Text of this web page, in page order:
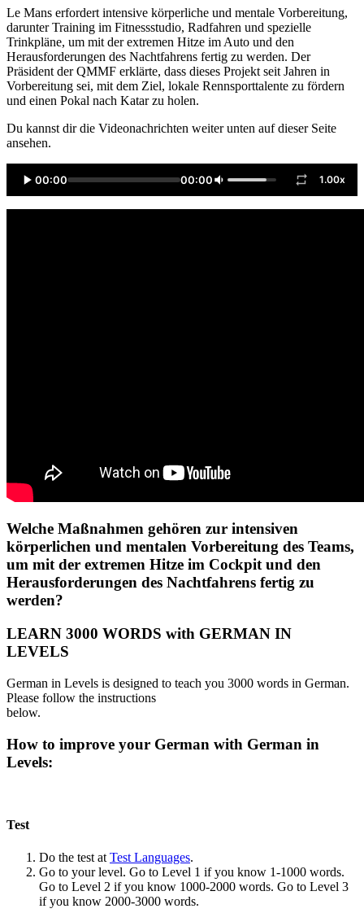
Le Mans erfordert intensive körperliche und mentale Vorbereitung,
darunter Training im Fitnessstudio, Radfahren und spezielle
Trinkpläne, um mit der extremen Hitze im Auto und den
Herausforderungen des Nachtfahrens fertig zu werden. Der
Präsident der QMMF erklärte, dass dieses Projekt seit Jahren in
Vorbereitung sei, mit dem Ziel, lokale Rennsporttalente zu fördern
und einen Pokal nach Katar zu holen.
Du kannst dir die Videonachrichten weiter unten auf dieser Seite
ansehen.
00:00 00:00 1.00x
Welche Maßnahmen gehören zur intensiven
körperlichen und mentalen Vorbereitung des Teams,
um mit der extremen Hitze im Cockpit und den
Herausforderungen des Nachtfahrens fertig zu
werden?
LEARN 3000 WORDS with GERMAN IN
LEVELS
German in Levels is designed to teach you 3000 words in German.
Please follow the instructions
below.
How to improve your German with German in
Levels:
Test
Do the test at Test Languages.
Go to your level. Go to Level 1 if you know 1-1000 words.
Go to Level 2 if you know 1000-2000 words. Go to Level 3
if you know 2000-3000 words.